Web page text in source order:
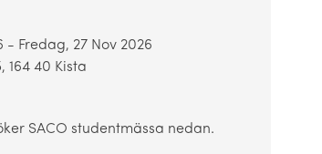
- Fredag, 27 Nov 2026
164 40 Kista
SACO studentmässa nedan.